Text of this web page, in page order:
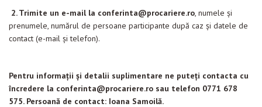
2. Trimite un e-mail la conferinta@procariere.ro, numele și
prenumele, numărul de persoane participante după caz și datele de
contact (e-mail și telefon).
Pentru informații și detalii suplimentare ne puteți contacta cu
încredere la conferinta@procariere.ro sau telefon 0771 678
575. Persoană de contact: Ioana Samoilă.